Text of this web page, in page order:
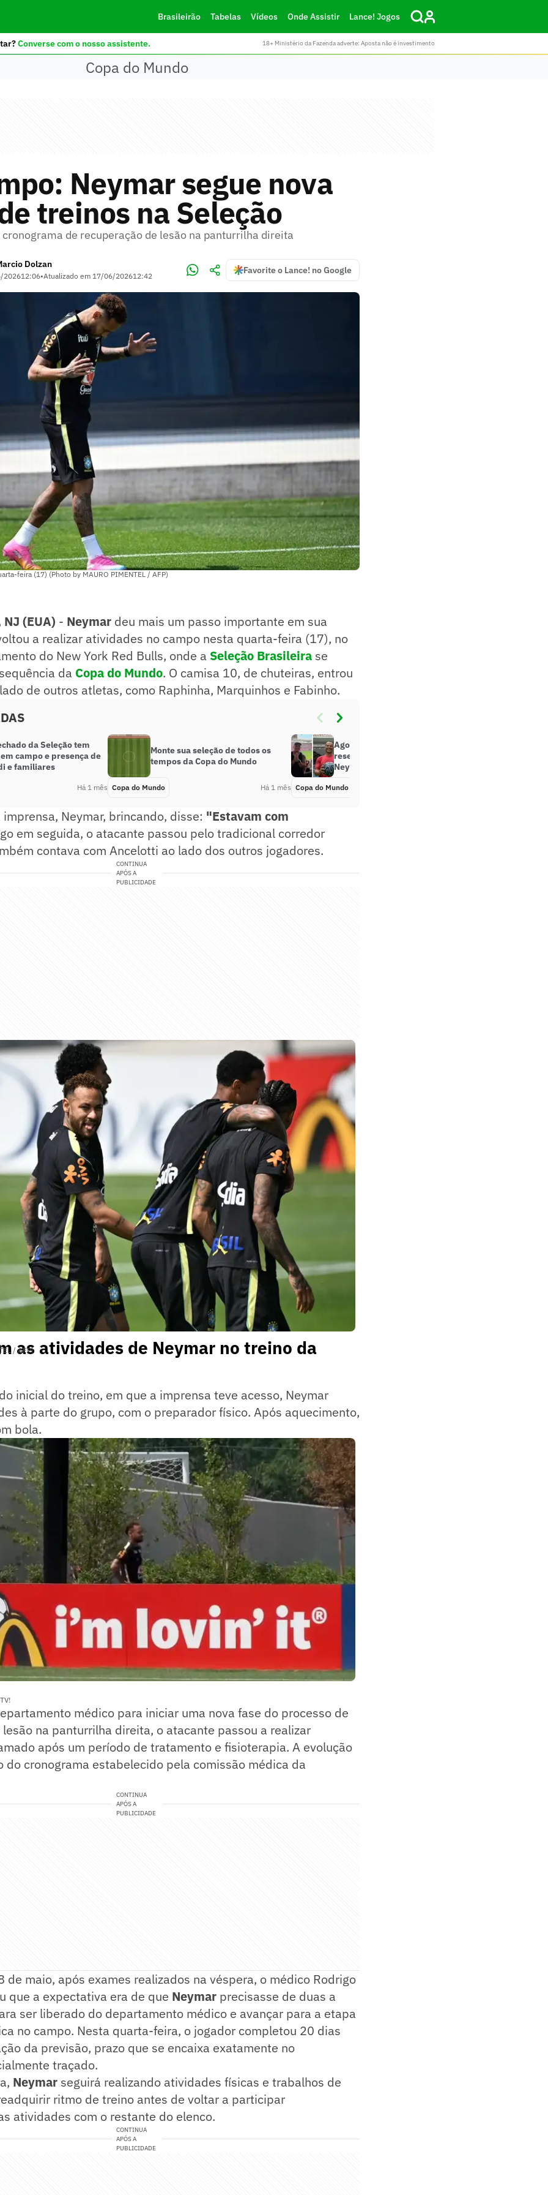
Brasileirão Tabelas Vídeos Onde Assistir Lance! Jogos
Converse com o nosso assistente. 18+ Ministério da Fazenda adverte: Aposta não é investimento
Copa do Mundo
Neymar segue nova
treinos na Seleção
de recuperação de lesão na panturrilha direita
Dolzan
202612:06•Atualizado em 17/06/202612:42
Favorite o Lance! no Google
feira (17) (Photo by MAURO PIMENTEL / AFP)
NJ (EUA) - Neymar deu mais um passo importante em sua
a realizar atividades no campo nesta quarta-feira (17), no
do New York Red Bulls, onde a Seleção Brasileira se
da Copa do Mundo. O camisa 10, de chuteiras, entrou
de outros atletas, como Raphinha, Marquinhos e Fabinho.
da Seleção tem
campo e presença de
e familiares
Há 1 mês
Monte sua seleção de todos os
tempos da Copa do Mundo
Copa do Mundo Há 1 mês
Agora no Lance!, Toguro tem
resenha com Cafu sobre Endrick,
Neymar e Seleção
Copa do Mundo
Neymar, brincando, disse: "Estavam com
em seguida, o atacante passou pelo tradicional corredor
contava com Ancelotti ao lado dos outros jogadores.
CONTINUA
APÓS A
PUBLICIDADE
/ AFP)
as atividades de Neymar no treino da
inicial do treino, em que a imprensa teve acesso, Neymar
à parte do grupo, com o preparador físico. Após aquecimento,
bola.
médico para iniciar uma nova fase do processo de
na panturrilha direita, o atacante passou a realizar
após um período de tratamento e fisioterapia. A evolução
do cronograma estabelecido pela comissão médica da
CONTINUA
APÓS A
PUBLICIDADE
de maio, após exames realizados na véspera, o médico Rodrigo
que a expectativa era de que Neymar precisasse de duas a
ser liberado do departamento médico e avançar para a etapa
no campo. Nesta quarta-feira, o jogador completou 20 dias
da previsão, prazo que se encaixa exatamente no
traçado.
Neymar seguirá realizando atividades físicas e trabalhos de
ritmo de treino antes de voltar a participar
atividades com o restante do elenco.
CONTINUA
APÓS A
PUBLICIDADE